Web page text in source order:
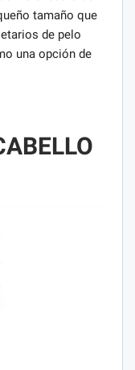
tamaño que
de pelo
una opción de